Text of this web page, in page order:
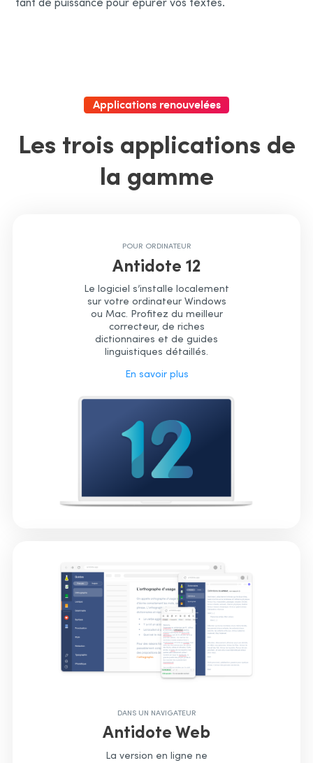
Applications renouvelées
Les trois applications de
la gamme
POUR ORDINATEUR
Antidote 12
Le logiciel s’installe localement
sur votre ordinateur Windows
ou Mac. Proﬁtez du meilleur
correcteur, de riches
dictionnaires et de guides
linguistiques détaillés.
En savoir plus
DANS UN NAVIGATEUR
Antidote Web
La version en ligne ne